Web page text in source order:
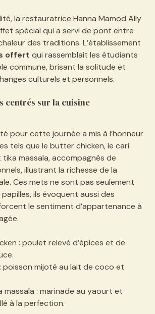
la restauratrice Hanna Mamod Ally
spécial qui a servi de pont entre
des traditions. L’établissement
offert qui rassemblait les étudiants
commune, brisant la solitude et
culturels et personnels.
centrés sur la cuisine
pour cette journée a mis à l’honneur
tels que le butter chicken, le cari
massala, accompagnés de
illustrant la richesse de la
Ces mets ne sont pas seulement
ils évoquent aussi des
le sentiment d’appartenance à
: poulet relevé d’épices et de
poisson mijoté au lait de coco et
massala : marinade au yaourt et
à la perfection.